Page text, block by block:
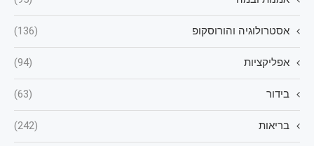
אסטרולוגיה והורוסקופ (136)
אפליקציות (94)
בידור (63)
בריאות (242)